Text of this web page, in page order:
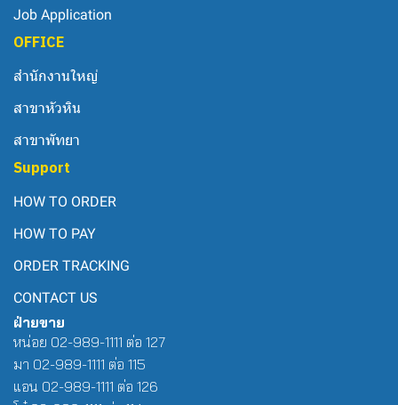
Job Application
OFFICE
สำนักงานใหญ่
สาขาหัวหิน
สาขาพัทยา
Support
HOW TO ORDER
HOW TO PAY
ORDER TRACKING
CONTACT US
ฝ่ายขาย
หน่อย 02-989-1111 ต่อ 127
มา 02-989-1111 ต่อ 115
แอน 02-989-1111 ต่อ 126